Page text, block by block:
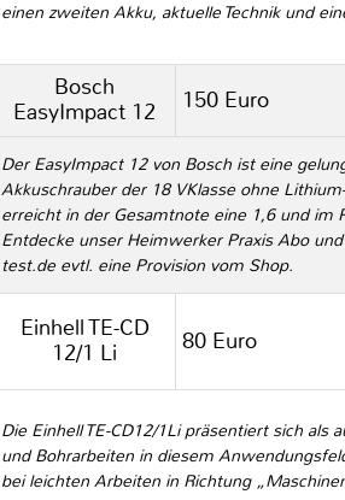
einen zweiten Akku, aktuelle Technik und
Bosch
EasyImpact 12
150 Euro
Der EasyImpact 12 von Bosch ist eine
Akkuschrauber der 18 VKlasse ohne
erreicht in der Gesamtnote eine 1,6 und im
Entdecke unser Heimwerker Praxis Abo
test.de evtl. eine Provision vom Shop.
Einhell TE-CD
12/1 Li
80 Euro
Die Einhell TE-CD12/1Li präsentiert sich
und Bohrarbeiten in diesem
bei leichten Arbeiten in Richtung